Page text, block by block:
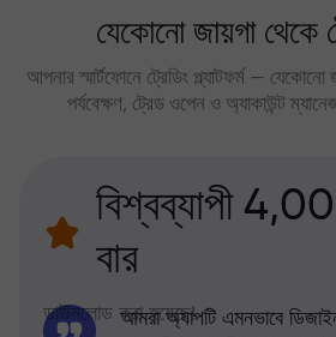
যেকোনো জায়গা থেকে
আপনার স্মার্টফোনে ট্রেডিং প্ল্যাটফর্ম — যেকোনো
পর্যবেক্ষণ, ট্রেড ওপেন ও অ্যাকাউন্ট
বিশ্বব্যাপী
বার
ডাউনলোড করা হয়েছে!আমরা অ্যাপটি এমনভাবে